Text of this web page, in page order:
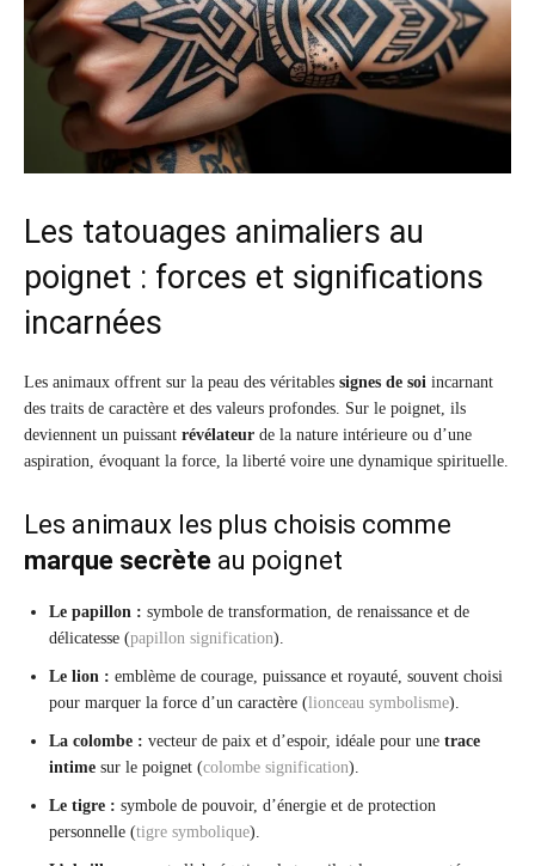
Les tatouages animaliers au
poignet : forces et significations
incarnées
Les animaux offrent sur la peau des véritables signes de soi incarnant
des traits de caractère et des valeurs profondes. Sur le poignet, ils
deviennent un puissant révélateur de la nature intérieure ou d’une
aspiration, évoquant la force, la liberté voire une dynamique spirituelle.
Les animaux les plus choisis comme
marque secrète au poignet
Le papillon : symbole de transformation, de renaissance et de
délicatesse (papillon signification).
Le lion : emblème de courage, puissance et royauté, souvent choisi
pour marquer la force d’un caractère (lionceau symbolisme).
La colombe : vecteur de paix et d’espoir, idéale pour une trace
intime sur le poignet (colombe signification).
Le tigre : symbole de pouvoir, d’énergie et de protection
personnelle (tigre symbolique).